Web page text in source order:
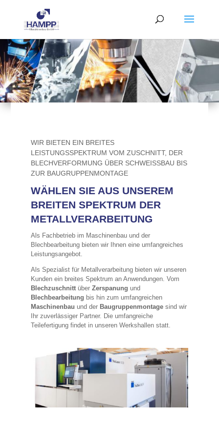
WIR BIETEN EIN BREITES
LEISTUNGSSPEKTRUM VOM ZUSCHNITT, DER
BLECHVERFORMUNG ÜBER SCHWEISSBAU BIS Z
UR BAUGRUPPENMONTAGE
WÄHLEN SIE AUS UNSEREM
BREITEN SPEKTRUM DER
METALLVERARBEITUNG
Als Fachbetrieb im Maschinenbau und der
Blechbearbeitung bieten wir Ihnen eine umfangreiches
Leistungsangebot.
Als Spezialist für Metallverarbeitung bieten wir unseren
Kunden ein breites Spektrum an Anwendungen. Vom
Blechzuschnittüber Zerspanung und
Blechbearbeitung bis hin zum umfangreichen
Maschinenbau und der Baugruppenmontagesind wir
Ihr zuverlässiger Partner. Die umfangreiche
Teilefertigung findet in unseren Werkshallen statt.